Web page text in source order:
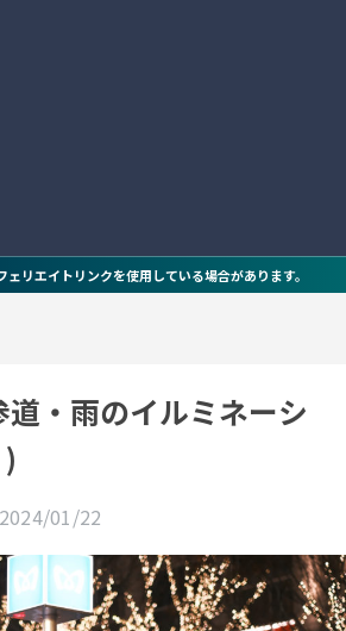
リエイトリンクを使用している場合があります。
道・雨のイルミネーシ
2024/01/22